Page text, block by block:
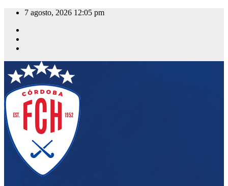
Saltar
contenido
7 agosto, 2026 12:05 pm